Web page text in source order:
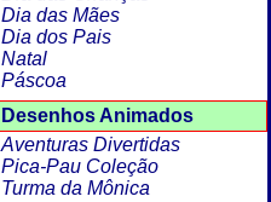
Dia das Mães
Dia dos Pais
Natal
Páscoa
Desenhos Animados
Aventuras Divertidas
Pica-Pau Coleção
Turma da Mônica